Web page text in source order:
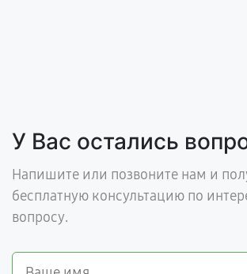
У Вас остались
Напишите или позвоните нам и
бесплатную консультацию по
вопросу.